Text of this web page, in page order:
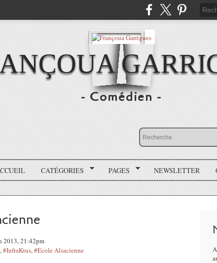
- Comédien -
CATÉGORIES PAGES NEWSLETTER
2013, 21:42pm
,#InfraKtus,#Ecole Alsacienne